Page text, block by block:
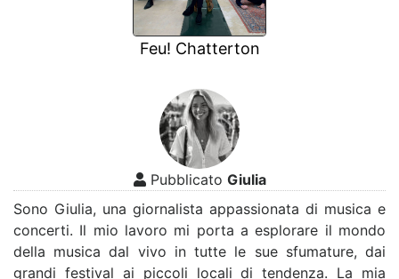
Feu! Chatterton
Pubblicato Giulia
Sono Giulia, una giornalista appassionata di musica e
concerti. Il mio lavoro mi porta a esplorare il mondo
della musica dal vivo in tutte le sue sfumature, dai
grandi festival ai piccoli locali di tendenza. La mia